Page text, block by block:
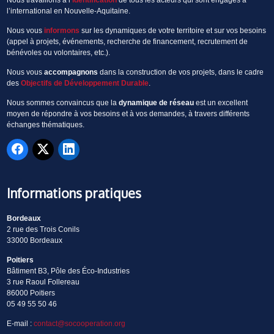
l’international en Nouvelle-Aquitaine.
Nous vous informons sur les dynamiques de votre territoire et sur vos besoins
(appel à projets, événements, recherche de financement, recrutement de
bénévoles ou volontaires, etc.).
Nous vous accompagnons dans la construction de vos projets, dans le cadre
des Objectifs de Développement Durable.
Nous sommes convaincus que la dynamique de réseauest un excellent
moyen de répondre à vos besoins et à vos demandes, à travers différents
échanges thématiques.
Informations pratiques
Bordeaux
2 rue des Trois Conils
33000 Bordeaux
Poitiers
Bâtiment B3, Pôle des Éco-Industries
3 rue Raoul Follereau
86000 Poitiers
05 49 55 50 46
E-mail : contact@socooperation.org